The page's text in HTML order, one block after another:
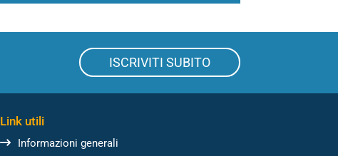
ISCRIVITI SUBITO
Link utili
Informazioni generali